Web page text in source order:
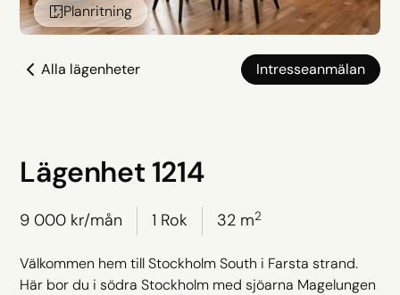
Planritning
Alla lägenheter Intresseanmälan
Lägenhet 1214
9 000 kr/mån 1 Rok 32 m2
Välkommen hem till Stockholm South i Farsta strand.
Här bor du i södra Stockholm med sjöarna Magelungen